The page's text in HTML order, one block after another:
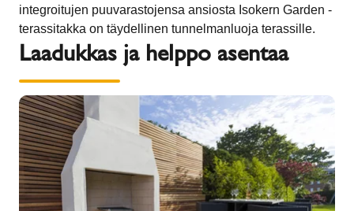
integroitujen puuvarastojensa ansiosta Isokern Garden -
terassitakka on täydellinen tunnelmanluoja terassille.
Laadukkas ja helppo asentaa